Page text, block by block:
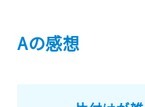
Aの感想